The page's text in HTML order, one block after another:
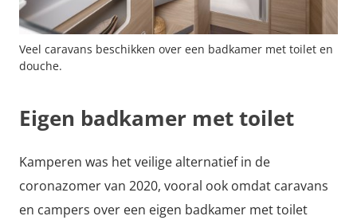
Veel caravans beschikken over een badkamer met toilet en
douche.
Eigen badkamer met toilet
Kamperen was het veilige alternatief in de
coronazomer van 2020, vooral ook omdat caravans
en campers over een eigen badkamer met toilet